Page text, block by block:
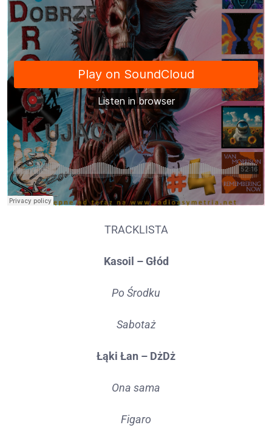
TRACKLISTA
Kasoil – Głód
Po Środku
Sabotaż
Łąki Łan – DżDż
Ona sama
Figaro